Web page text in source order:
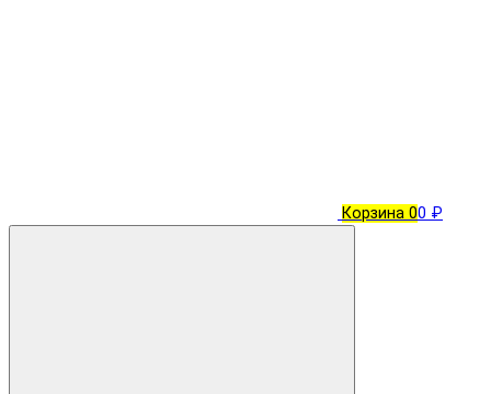
Корзина 00 ₽